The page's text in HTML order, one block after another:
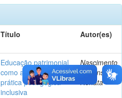
Título Autor(es)
Educação patrimonial
como ação política e
prática pedagógica
inclusiva
Nascimento
Y Mansour,
Renata